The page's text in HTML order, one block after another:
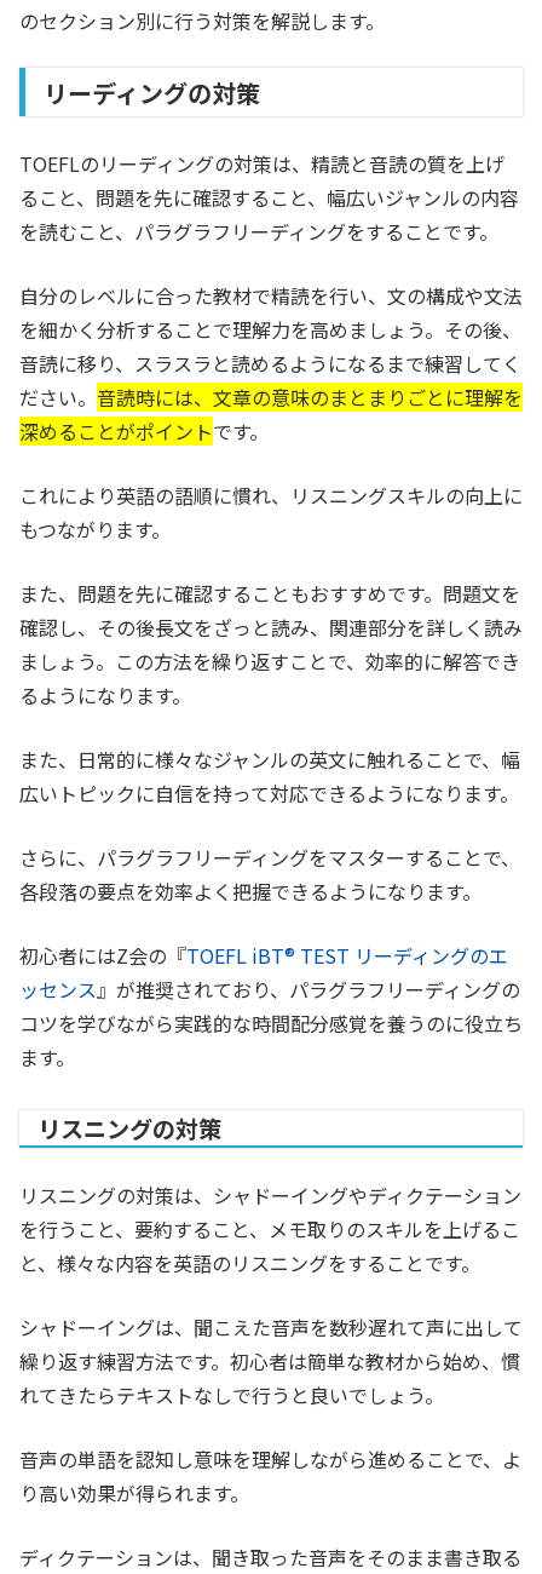
のセクション別に行う対策を解説します。
リーディングの対策
TOEFLのリーディングの対策は、精読と音読の質を上げ
ること、問題を先に確認すること、幅広いジャンルの内容
を読むこと、パラグラフリーディングをすることです。
自分のレベルに合った教材で精読を行い、文の構成や文法
を細かく分析することで理解力を高めましょう。その後、
音読に移り、スラスラと読めるようになるまで練習してく
ださい。 音読時には、文章の意味のまとまりごとに理解を
深めることがポイントです。
これにより英語の語順に慣れ、リスニングスキルの向上に
もつながります。
また、問題を先に確認することもおすすめです。問題文を
確認し、その後長文をざっと読み、関連部分を詳しく読み
ましょう。この方法を繰り返すことで、効率的に解答でき
るようになります。
また、日常的に様々なジャンルの英文に触れることで、幅
広いトピックに自信を持って対応できるようになります。
さらに、パラグラフリーディングをマスターすることで、
各段落の要点を効率よく把握できるようになります。
初心者にはZ会の『TOEFL iBT® TEST リーディングのエ
ッセンス』が推奨されており、パラグラフリーディングの
コツを学びながら実践的な時間配分感覚を養うのに役立ち
ます。
リスニングの対策
リスニングの対策は、シャドーイングやディクテーション
を行うこと、要約すること、メモ取りのスキルを上げるこ
と、様々な内容を英語のリスニングをすることです。
シャドーイングは、聞こえた音声を数秒遅れて声に出して
繰り返す練習方法です。初心者は簡単な教材から始め、慣
れてきたらテキストなしで行うと良いでしょう。
音声の単語を認知し意味を理解しながら進めることで、よ
り高い効果が得られます。
ディクテーションは、聞き取った音声をそのまま書き取る